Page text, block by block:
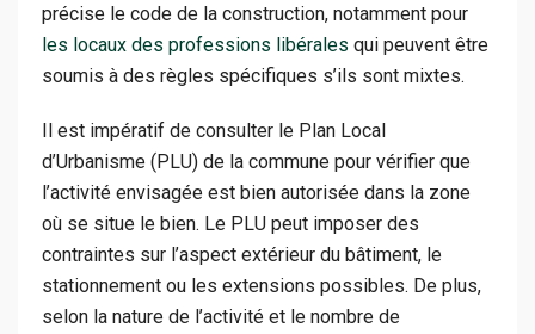
précise le code de la construction, notamment pour
les locaux des professions libérales qui peuvent être
soumis à des règles spécifiques s’ils sont mixtes.
Il est impératif de consulter le Plan Local
d’Urbanisme (PLU) de la commune pour vérifier que
l’activité envisagée est bien autorisée dans la zone
où se situe le bien. Le PLU peut imposer des
contraintes sur l’aspect extérieur du bâtiment, le
stationnement ou les extensions possibles. De plus,
selon la nature de l’activité et le nombre de